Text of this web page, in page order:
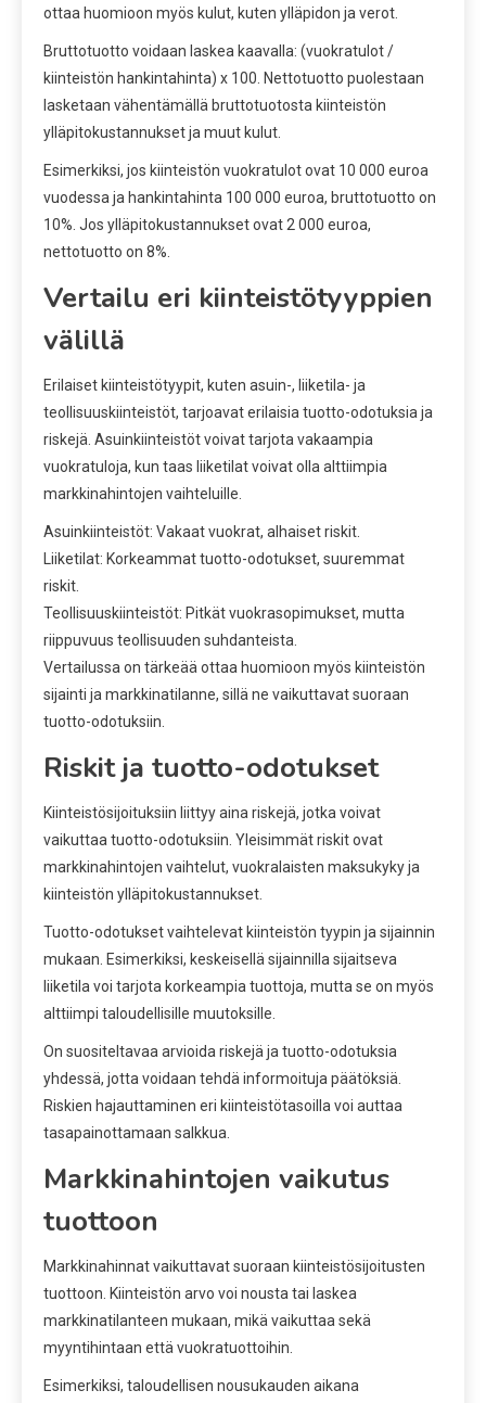
ottaa huomioon myös kulut, kuten ylläpidon ja verot.
Bruttotuotto voidaan laskea kaavalla: (vuokratulot /
kiinteistön hankintahinta) x 100. Nettotuotto puolestaan
lasketaan vähentämällä bruttotuotosta kiinteistön
ylläpitokustannukset ja muut kulut.
Esimerkiksi, jos kiinteistön vuokratulot ovat 10 000 euroa
vuodessa ja hankintahinta 100 000 euroa, bruttotuotto on
10%. Jos ylläpitokustannukset ovat 2 000 euroa,
nettotuotto on 8%.
Vertailu eri kiinteistötyyppien
välillä
Erilaiset kiinteistötyypit, kuten asuin-, liiketila- ja
teollisuuskiinteistöt, tarjoavat erilaisia tuotto-odotuksia ja
riskejä. Asuinkiinteistöt voivat tarjota vakaampia
vuokratuloja, kun taas liiketilat voivat olla alttiimpia
markkinahintojen vaihteluille.
Asuinkiinteistöt: Vakaat vuokrat, alhaiset riskit.
Liiketilat: Korkeammat tuotto-odotukset, suuremmat
riskit.
Teollisuuskiinteistöt: Pitkät vuokrasopimukset, mutta
riippuvuus teollisuuden suhdanteista.
Vertailussa on tärkeää ottaa huomioon myös kiinteistön
sijainti ja markkinatilanne, sillä ne vaikuttavat suoraan
tuotto-odotuksiin.
Riskit ja tuotto-odotukset
Kiinteistösijoituksiin liittyy aina riskejä, jotka voivat
vaikuttaa tuotto-odotuksiin. Yleisimmät riskit ovat
markkinahintojen vaihtelut, vuokralaisten maksukyky ja
kiinteistön ylläpitokustannukset.
Tuotto-odotukset vaihtelevat kiinteistön tyypin ja sijainnin
mukaan. Esimerkiksi, keskeisellä sijainnilla sijaitseva
liiketila voi tarjota korkeampia tuottoja, mutta se on myös
alttiimpi taloudellisille muutoksille.
On suositeltavaa arvioida riskejä ja tuotto-odotuksia
yhdessä, jotta voidaan tehdä informoituja päätöksiä.
Riskien hajauttaminen eri kiinteistötasoilla voi auttaa
tasapainottamaan salkkua.
Markkinahintojen vaikutus
tuottoon
Markkinahinnat vaikuttavat suoraan kiinteistösijoitusten
tuottoon. Kiinteistön arvo voi nousta tai laskea
markkinatilanteen mukaan, mikä vaikuttaa sekä
myyntihintaan että vuokratuottoihin.
Esimerkiksi, taloudellisen nousukauden aikana